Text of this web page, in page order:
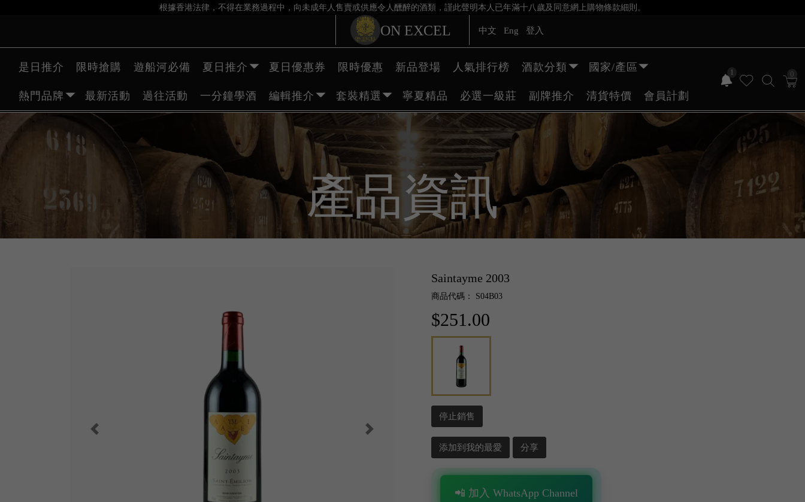
根據香港法律，不得在業務過程中，向未成年人售賣或供應令人醺醉的酒類，謹此聲明本人已年滿十八歲及同意網上購物條款細則。
ON EXCEL 中文 Eng 登入
1 0
是日推介 限時搶購 遊船河必備 夏日推介 夏日優惠券 限時優惠 新品登場 人氣排行榜 酒款分類 國家/產區
熱門品牌 最新活動 過往活動 一分鐘學酒 編輯推介 套裝精選 寧夏精品 必選一級莊 副牌推介 清貨特價 會員計劃
產品資訊
Saintayme 2003
商品代碼： S04B03
$251.00
停止銷售
添加到我的最愛 分享
📲 加入 WhatsApp Channel